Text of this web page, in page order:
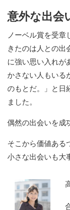
意外な出会
ノーベル賞を受
きたのは人との出
に強い思い入れが
かさない人もいる
のもとだ。」と日
ました。
偶然の出会いを成
そこから価値ある
小さな出会いも大